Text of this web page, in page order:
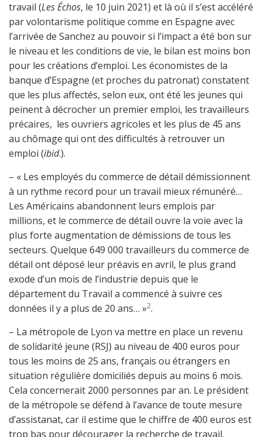
travail (Les Échos, le 10 juin 2021) et là où il s’est accéléré
par volontarisme politique comme en Espagne avec
l’arrivée de Sanchez au pouvoir si l’impact a été bon sur
le niveau et les conditions de vie, le bilan est moins bon
pour les créations d’emploi. Les économistes de la
banque d’Espagne (et proches du patronat) constatent
que les plus affectés, selon eux, ont été les jeunes qui
peinent à décrocher un premier emploi, les travailleurs
précaires, les ouvriers agricoles et les plus de 45 ans
au chômage qui ont des difficultés à retrouver un
emploi (ibid.).
– « Les employés du commerce de détail démissionnent
à un rythme record pour un travail mieux rémunéré…
Les Américains abandonnent leurs emplois par
millions, et le commerce de détail ouvre la voie avec la
plus forte augmentation de démissions de tous les
secteurs. Quelque 649 000 travailleurs du commerce de
détail ont déposé leur préavis en avril, le plus grand
exode d’un mois de l’industrie depuis que le
département du Travail a commencé à suivre ces
données il y a plus de 20 ans… »2.
– La métropole de Lyon va mettre en place un revenu
de solidarité jeune (RSJ) au niveau de 400 euros pour
tous les moins de 25 ans, français ou étrangers en
situation régulière domiciliés depuis au moins 6 mois.
Cela concernerait 2000 personnes par an. Le président
de la métropole se défend à l’avance de toute mesure
d’assistanat, car il estime que le chiffre de 400 euros est
trop bas pour décourager la recherche de travail.